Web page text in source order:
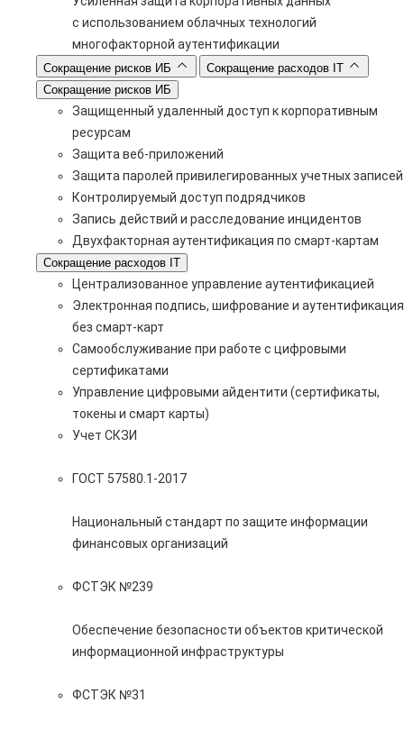
с использованием облачных технологий
многофакторной аутентификации
Сокращение рисков ИБ
Сокращение расходов IT
Сокращение рисков ИБ
Защищенный удаленный доступ к корпоративным
ресурсам
Защита веб-приложений
Защита паролей привилегированных учетных записей
Контролируемый доступ подрядчиков
Запись действий и расследование инцидентов
Двухфакторная аутентификация по смарт-картам
Сокращение расходов IT
Централизованное управление аутентификацией
Электронная подпись, шифрование и аутентификация
без смарт-карт
Самообслуживание при работе с цифровыми
сертификатами
Управление цифровыми айдентити (сертификаты,
токены и смарт карты)
Учет СКЗИ
ГОСТ 57580.1-2017
Национальный стандарт по защите информации
финансовых организаций
ФСТЭК №239
Обеспечение безопасности объектов критической
информационной инфраструктуры
ФСТЭК №31